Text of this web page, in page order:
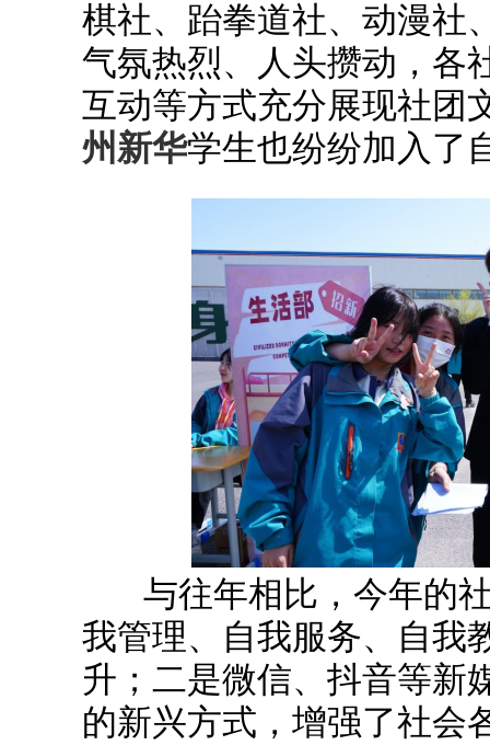
棋社、跆拳道社、动漫社
气氛热烈、人头攒动，各
互动等方式充分展现社团
州新华学生也纷纷加入了
与往年相比，今年的社
我管理、自我服务、自我
升；二是微信、抖音等新
的新兴方式，增强了社会